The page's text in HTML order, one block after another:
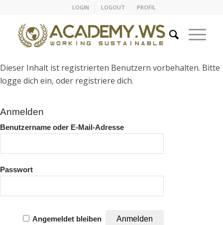
LOGIN LOGOUT PROFIL
Dieser Inhalt ist registrierten Benutzern vorbehalten. Bitte
logge dich ein, oder registriere dich.
Anmelden
Benutzername oder E-Mail-Adresse
Passwort
Angemeldet bleiben